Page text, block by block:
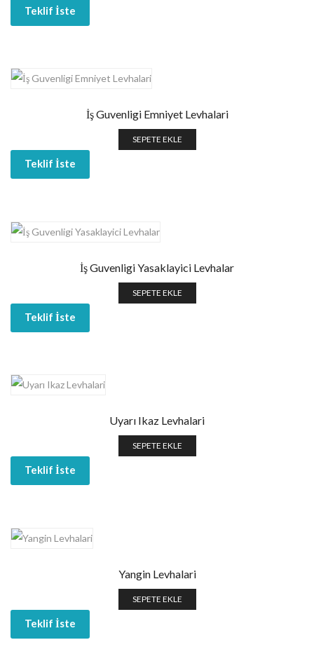
Teklif İste
İş Guvenligi Emniyet Levhalari
SEPETE EKLE
Teklif İste
İş Guvenligi Yasaklayici Levhalar
SEPETE EKLE
Teklif İste
Uyarı Ikaz Levhalari
SEPETE EKLE
Teklif İste
Yangin Levhalari
SEPETE EKLE
Teklif İste